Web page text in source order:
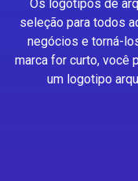
Os logotipos de
seleção para todos
negócios e torná-
marca for curto, você
um logotipo